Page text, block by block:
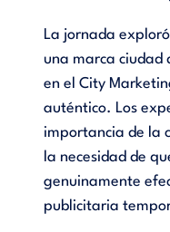
La jornada
una marca ciudad
en el City
auténtico. Los
importancia de la
la necesidad de
genuinamente
publicitaria